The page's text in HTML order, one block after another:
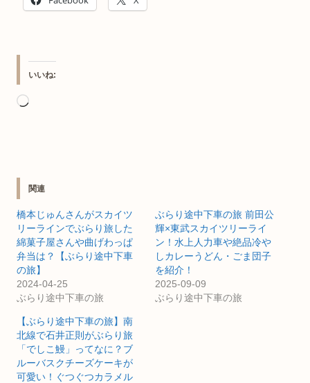
いいね:
読
中…
関連
橋本じゅんさんがスカイツ
リーラインでぶらり旅した
綿菓子屋さんや曲げわっぱ
弁当は？【ぶらり途中下車
の旅】
2024-04-25
ぶらり途中下車の旅
ぶらり途中下車の旅 前田公
輝×東武スカイツリーライ
ン！水上人力車や絶品冷や
しカレーうどん・ごま団子
を紹介！
2025-09-09
ぶらり途中下車の旅
【ぶらり途中下車の旅】南
北線で石井正則がぶらり旅
「でしこ鰻」ってなに？ブ
ルーバスクチーズケーキが
可愛い！ぐつぐつカラメル